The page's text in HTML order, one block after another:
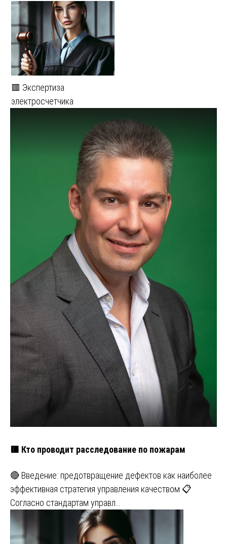
🟥 Экспертиза
электросчетчика
🟥 Кто проводит расследование по пожарам
🔴 Введение: предотвращение дефектов как наиболее
эффективная стратегия управления качеством 📋
Согласно стандартам управл…